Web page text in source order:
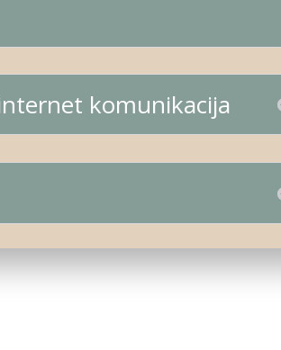
komunikacija